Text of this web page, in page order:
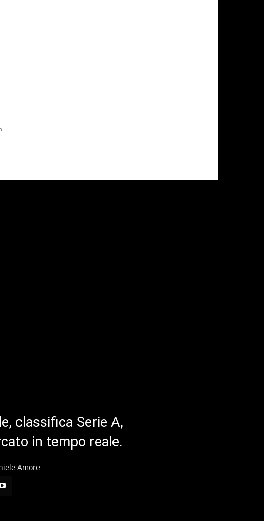
classifica Serie A,
in tempo reale.
Amore